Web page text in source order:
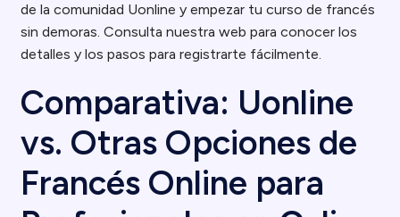
de la comunidad Uonline y empezar tu curso de francés
sin demoras. Consulta nuestra web para conocer los
detalles y los pasos para registrarte fácilmente.
Comparativa: Uonline
vs. Otras Opciones de
Francés Online para